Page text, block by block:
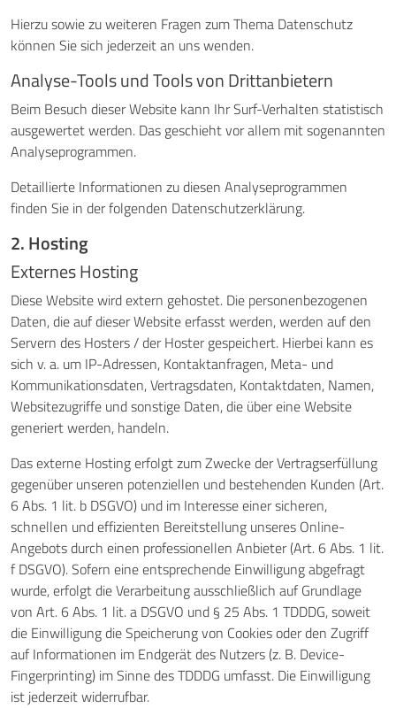
Hierzu sowie zu weiteren Fragen zum Thema Datenschutz
können Sie sich jederzeit an uns wenden.
Analyse-Tools und Tools von Dritt­anbietern
Beim Besuch dieser Website kann Ihr Surf-Verhalten statistisch
ausgewertet werden. Das geschieht vor allem mit sogenannten
Analyseprogrammen.
Detaillierte Informationen zu diesen Analyseprogrammen
finden Sie in der folgenden Datenschutzerklärung.
2. Hosting
Externes Hosting
Diese Website wird extern gehostet. Die personenbezogenen
Daten, die auf dieser Website erfasst werden, werden auf den
Servern des Hosters / der Hoster gespeichert. Hierbei kann es
sich v. a. um IP-Adressen, Kontaktanfragen, Meta- und
Kommunikationsdaten, Vertragsdaten, Kontaktdaten, Namen,
Websitezugriffe und sonstige Daten, die über eine Website
generiert werden, handeln.
Das externe Hosting erfolgt zum Zwecke der Vertragserfüllung
gegenüber unseren potenziellen und bestehenden Kunden (Art.
6 Abs. 1 lit. b DSGVO) und im Interesse einer sicheren,
schnellen und effizienten Bereitstellung unseres Online-
Angebots durch einen professionellen Anbieter (Art. 6 Abs. 1 lit.
f DSGVO). Sofern eine entsprechende Einwilligung abgefragt
wurde, erfolgt die Verarbeitung ausschließlich auf Grundlage
von Art. 6 Abs. 1 lit. a DSGVO und § 25 Abs. 1 TDDDG, soweit
die Einwilligung die Speicherung von Cookies oder den Zugriff
auf Informationen im Endgerät des Nutzers (z. B. Device-
Fingerprinting) im Sinne des TDDDG umfasst. Die Einwilligung
ist jederzeit widerrufbar.